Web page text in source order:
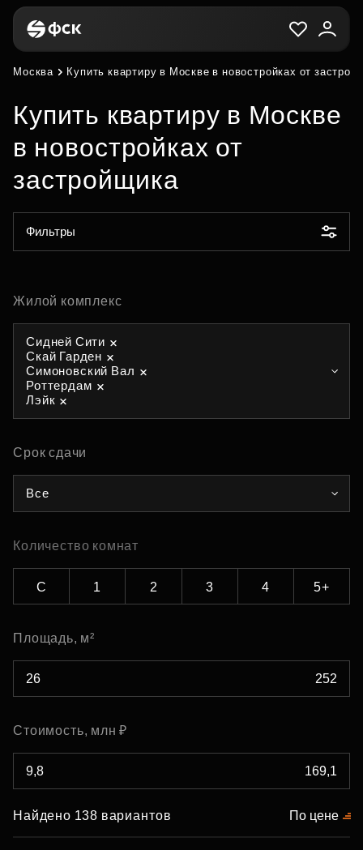
Москва Купить квартиру в Москве в новостройках от
Купить квартиру в Москве
в новостройках от
застройщика
Фильтры
Жилой комплекс
Сидней Сити
Скай Гарден
Симоновский Вал
Роттердам
Лэйк
Срок сдачи
Все
Количество комнат
С 1 2 3 4 5+
Площадь, м²
Стоимость, млн ₽
Найдено 138 вариантов По цене